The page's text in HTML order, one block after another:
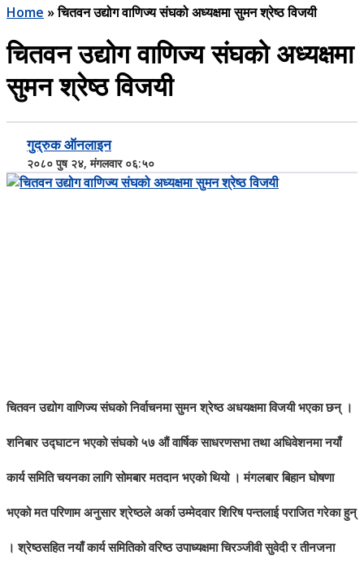
Home »चितवन उद्योग वाणिज्य संघको अध्यक्षमा सुमन श्रेष्ठ विजयी
चितवन उद्योग वाणिज्य संघको अध्यक्षमा
सुमन श्रेष्ठ विजयी
गुद्रुक ऑनलाइन
२०८० पुष २४, मंगलवार ०६:५०
चितवन उद्योग वाणिज्य संघको निर्वाचनमा सुमन श्रेष्ठ अधयक्षमा विजयी भएका छन् ।
शनिबार उद्घाटन भएको संघको ५७ औं वार्षिक साधरणसभा तथा अधिवेशनमा नयाँ
कार्य समिति चयनका लागि सोमबार मतदान भएको थियो । मंगलबार बिहान घोषणा
भएको मत परिणाम अनुसार श्रेष्ठले अर्का उम्मेदवार शिरिष पन्तलाई पराजित गरेका हुन्
। श्रेष्ठसहित नयाँ कार्य समितिको वरिष्ठ उपाध्यक्षमा चिरञ्जीवी सुवेदी र तीनजना